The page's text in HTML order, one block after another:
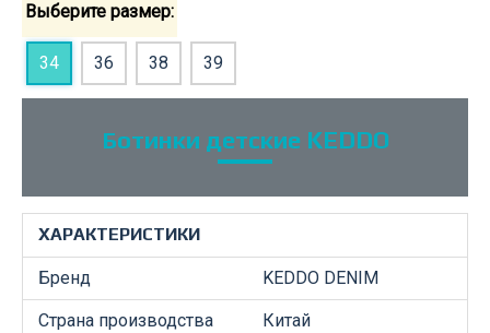
Выберите размер:
34 36 38 39
Ботинки детские KEDDO
ХАРАКТЕРИСТИКИ
Бренд KEDDO DENIM
Страна производства Китай